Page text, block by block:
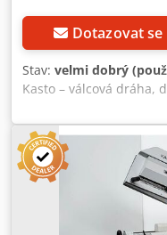
Dotazovat se
Stav: velmi dobrý
Kasto – válcová dráha,
Nosnost 3 tuny.